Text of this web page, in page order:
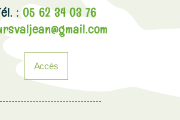
Tél. : 05 62 34 03 76
Accès